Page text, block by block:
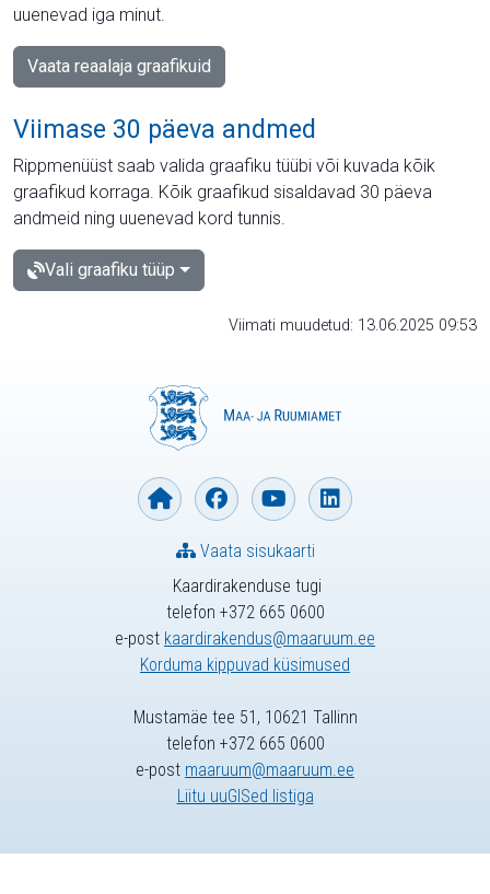
uuenevad iga minut.
Vaata reaalaja graafikuid
Viimase 30 päeva andmed
Rippmenüüst saab valida graafiku tüübi või kuvada kõik
graafikud korraga. Kõik graafikud sisaldavad 30 päeva
andmeid ning uuenevad kord tunnis.
Vali graafiku tüüp
Viimati muudetud: 13.06.2025 09:53
Kaardirakenduse tugi
telefon +372 665 0600
e-post kaardirakendus@maaruum.ee
Korduma kippuvad küsimused
Vaata sisukaarti
Mustamäe tee 51, 10621 Tallinn
telefon +372 665 0600
e-post maaruum@maaruum.ee
Liitu uuGISed listiga